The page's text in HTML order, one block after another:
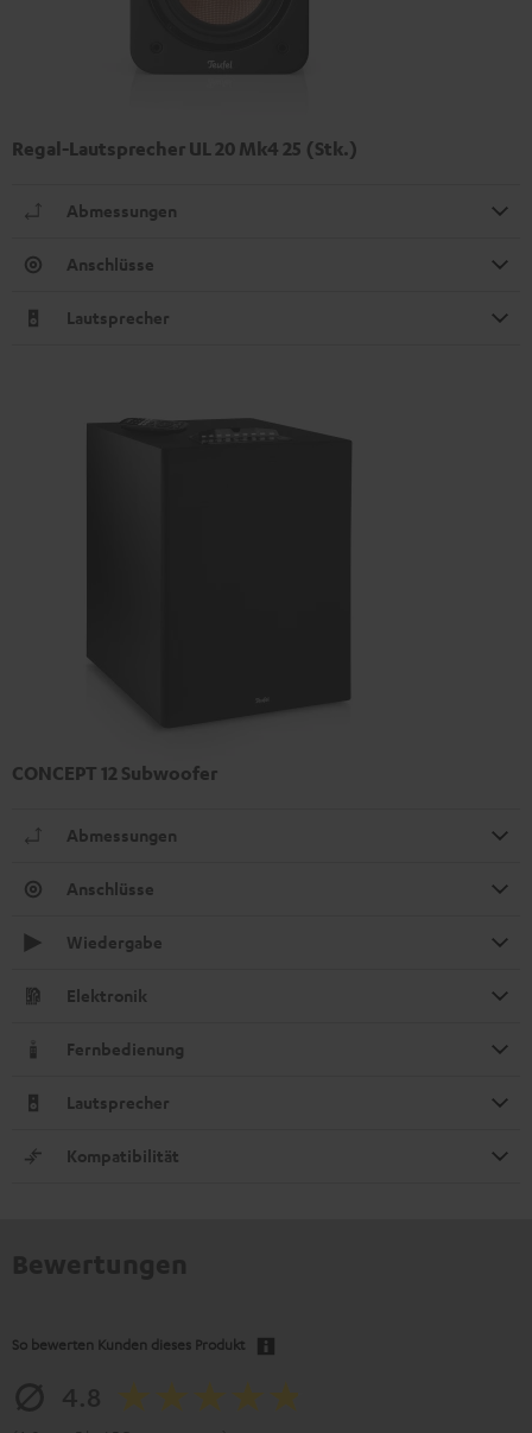
Regal-Lautsprecher UL 20 Mk4 25 (Stk.)
Abmessungen
Anschlüsse
Lautsprecher
CONCEPT 12 Subwoofer
Abmessungen
Anschlüsse
Wiedergabe
Elektronik
Fernbedienung
Lautsprecher
Kompatibilität
So bewerten Kunden dieses Produkt